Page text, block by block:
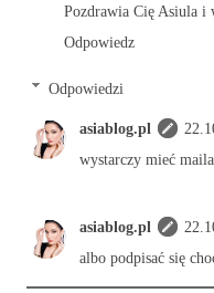
Pozdrawia Cię Asiula i
Odpowiedz
Odpowiedzi
asiablog.pl
wystarczy mieć
asiablog.pl
albo podpisać się